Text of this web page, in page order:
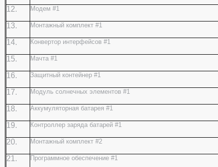
12. Модем #1
13. Монтажный комплект #1
14. Конвертор интерфейсов #1
15. Мачта #1
16. Защитный контейнер #1
17. Модуль солнечных элементов #1
18. Аккумуляторная батарея #1
19. Контроллер заряда батарей #1
20. Монтажный комплект #2
21. Программное обеспечение #1